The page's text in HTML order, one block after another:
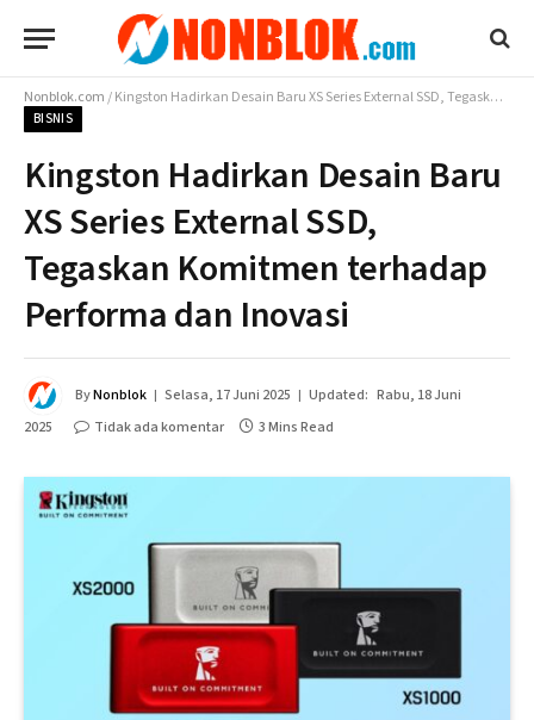
Nonblok.com/Kingston Hadirkan Desain Baru XS Series External SSD, Tegaskan Komitmen terhadap Performa dan Inovasi
BISNIS
Kingston Hadirkan Desain Baru
XS Series External SSD,
Tegaskan Komitmen terhadap
Performa dan Inovasi
ByNonblok Selasa, 17 Juni 2025 Updated: Rabu, 18 Juni
2025
Tidak ada komentar 3 Mins Read